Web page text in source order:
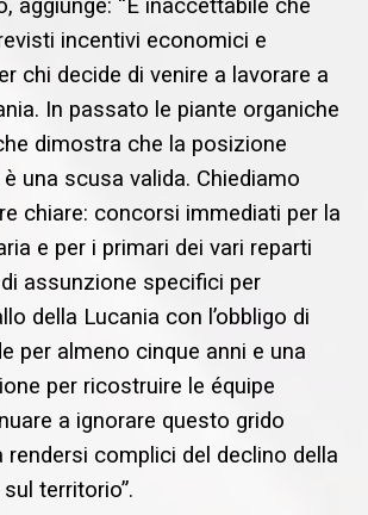
aggiunge: “È inaccettabile che
incentivi economici e
chi decide di venire a lavorare a
In passato le piante organiche
dimostra che la posizione
una scusa valida. Chiediamo
chiare: concorsi immediati per la
e per i primari dei vari reparti
assunzione specifici per
della Lucania con l’obbligo di
per almeno cinque anni e una
per ricostruire le équipe
a ignorare questo grido
rendersi complici del declino della
territorio”.